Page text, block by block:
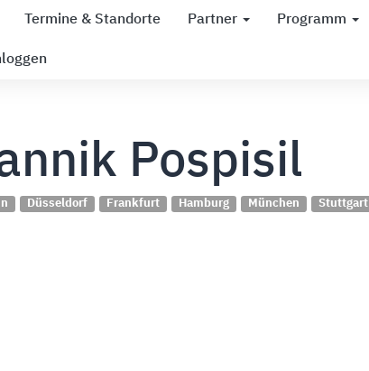
Termine & Standorte Partner Programm
Pospisil
Düsseldorf Frankfurt Hamburg München Stuttgart